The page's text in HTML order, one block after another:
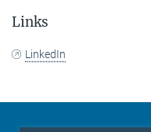
Links
LinkedIn